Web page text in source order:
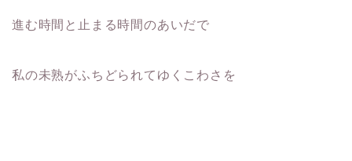
進む時間と止まる時間のあいだで
私の未熟がふちどられてゆくこわさを